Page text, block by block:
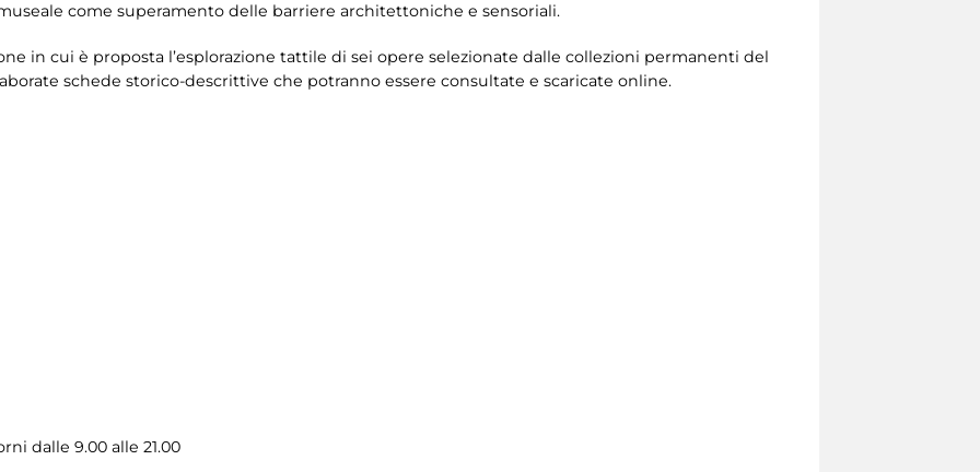
museale come superamento delle barriere architettoniche e sensoriali.
in cui è proposta l’esplorazione tattile di sei opere selezionate dalle collezioni permanenti del
schede storico-descrittive che potranno essere consultate e scaricate online.
dalle 9.00 alle 21.00